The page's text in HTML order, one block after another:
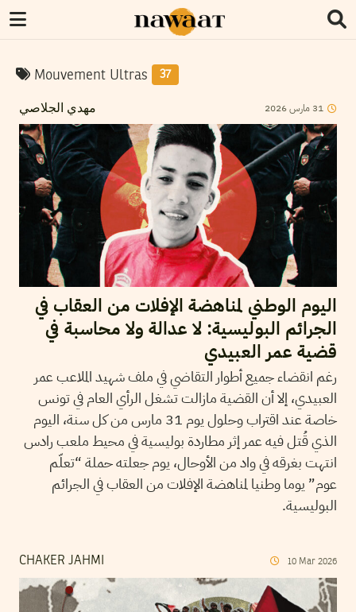
Mouvement Ultras 37
مهدي الجلاصي 31 مارس2026
اليوم الوطني لمناهضة الإفلات من العقاب في
الجرائم البوليسية: لا عدالة ولا محاسبة في
قضية عمر العبيدي
رغم انقضاء جميع أطوار التقاضي في ملف شهيد الملاعب عمر
العبيدي، إلا أن القضية مازالت تشغل الرأي العام في تونس
خاصة عند اقتراب وحلول يوم 31 مارس من كل سنة، اليوم
الذي قُتل فيه عمر إثر مطاردة بوليسية في محيط ملعب رادس
انتهت بغرقه في واد من الأوحال، يوم جعلته حملة “تعلّم
عوم” يوما وطنيا لمناهضة الإفلات من العقاب في الجرائم
البوليسية.
CHAKER JAHMI 10 Mar 2026